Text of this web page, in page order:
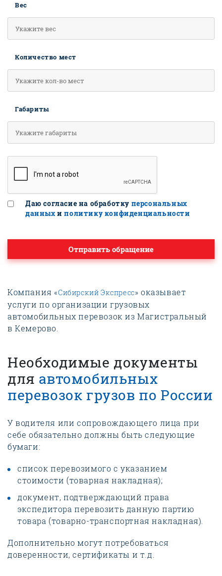
Вес
Количество мест
Габариты
Даю согласие на обработку персональных
данных иполитику конфиденциальности
Отправить обращение
Компания «Сибирский Экспресс» оказывает
услуги по организации грузовых
автомобильных перевозок из Магистральный
в Кемерово.
Необходимые документы
для автомобильных
перевозок грузов по России
У водителя или сопровождающего лица при
себе обязательно должны быть следующие
бумаги:
список перевозимого с указанием
стоимости (товарная накладная);
документ, подтверждающий права
экспедитора перевозить данную партию
товара (товарно-транспортная накладная).
Дополнительно могут потребоваться
доверенности, сертификаты и т.д.